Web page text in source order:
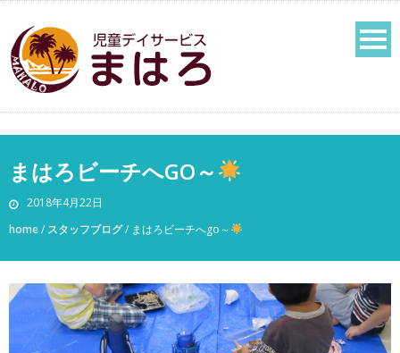
まはろビーチへGO～
2018年4月22日
home/ スタッフブログ/ まはろビーチへgo～